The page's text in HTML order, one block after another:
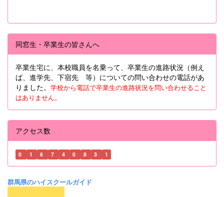
同窓生・卒業生の皆さんへ
卒業生宅に、本校職員を名乗って、卒業生の進路状況（例え
ば、進学先、下宿先 等）についての問い合わせの電話があ
りました。 学校から電話で卒業生の進路状況を問い合わせること
はありません。
アクセス数
0 1 6 7 4 0 8 3 1
群馬県のハイスクールガイド